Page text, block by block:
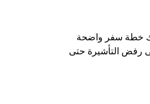
خطة سفر واضحة
رفض التأشيرة حتى